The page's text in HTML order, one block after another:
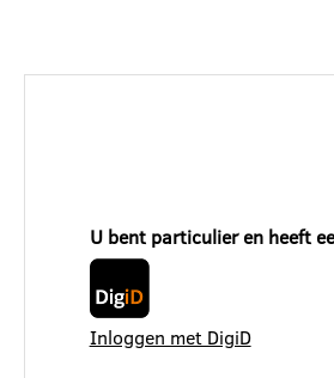
U bent particulier en heeft
Inloggen met DigiD